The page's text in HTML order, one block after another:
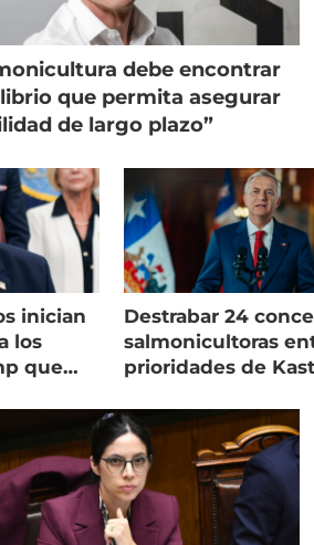
debe encontrar
que permita asegurar
de largo plazo”
inician
los
que
Destrabar 24
salmonicultoras
prioridades de